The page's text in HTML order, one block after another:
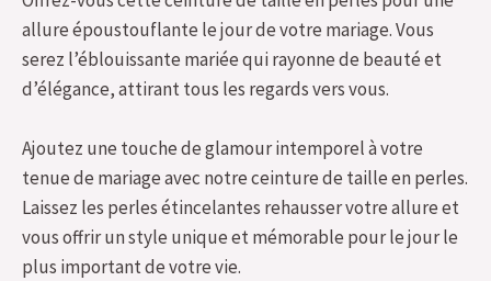
allure époustouflante le jour de votre mariage. Vous
serez l’éblouissante mariée qui rayonne de beauté et
d’élégance, attirant tous les regards vers vous.
Ajoutez une touche de glamour intemporel à votre
tenue de mariage avec notre ceinture de taille en perles.
Laissez les perles étincelantes rehausser votre allure et
vous offrir un style unique et mémorable pour le jour le
plus important de votre vie.